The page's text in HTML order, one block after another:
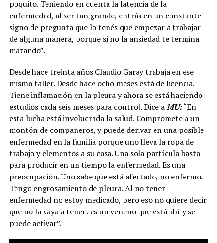
poquito. Teniendo en cuenta la latencia de la
enfermedad, al ser tan grande, entrás en un constante
signo de pregunta que lo tenés que empezar a trabajar
de alguna manera, porque si no la ansiedad te termina
matando”.
Desde hace treinta años Claudio Garay trabaja en ese
mismo taller. Desde hace ocho meses está de licencia.
Tiene inflamación en la pleura y ahora se está haciendo
estudios cada seis meses para control. Dice aMU:“En
esta lucha está involucrada la salud. Compromete a un
montón de compañeros, y puede derivar en una posible
enfermedad en la familia porque uno lleva la ropa de
trabajo y elementos a su casa. Una sola partícula basta
para producir en un tiempo la enfermedad. Es una
preocupación. Uno sabe que está afectado, no enfermo.
Tengo engrosamiento de pleura. Al no tener
enfermedad no estoy medicado, pero eso no quiere decir
que no la vaya a tener: es un veneno que está ahí y se
puede activar”.